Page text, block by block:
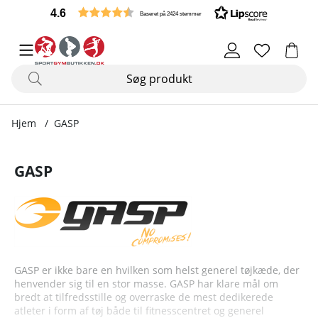
4.6 Baseret på 2424 stemmer
Hjem GASP
GASP
GASP er ikke bare en hvilken som helst generel tøjkæde, der
henvender sig til en stor masse. GASP har klare mål om
bredt at tilfredsstille og overraske de mest dedikerede
atleter i form af tøj både til fitnesscentret og generel